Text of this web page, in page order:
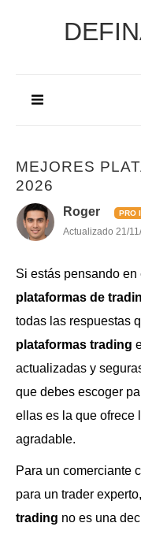
MEJORES
2026
Roger PRO
Actualizado 21/
Si estás pensando
plataformas de
todas las respuestas
plataformas trading
actualizadas y
que debes escoger
ellas es la que ofrece
agradable.
Para un comerciante
para un trader
trading no es una